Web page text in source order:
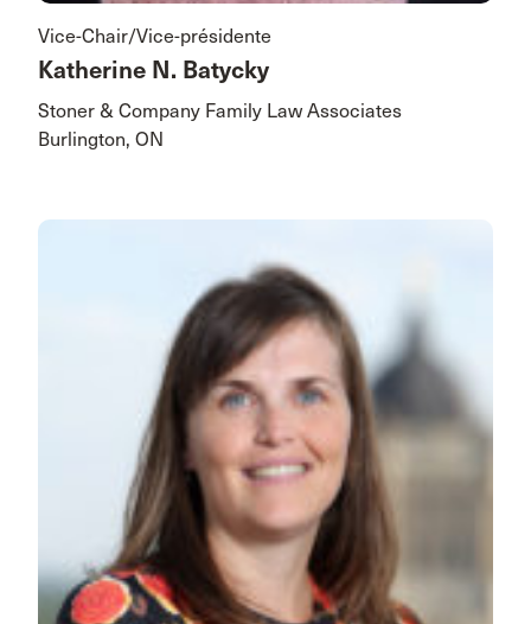
Vice-Chair/Vice-présidente
Katherine N. Batycky
Stoner & Company Family Law Associates
Burlington, ON